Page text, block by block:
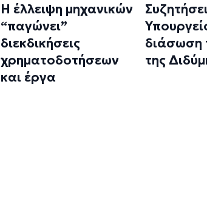
Η έλλειψη μηχανικών
“παγώνει”
διεκδικήσεις
χρηματοδοτήσεων
και έργα
διάσωση
της